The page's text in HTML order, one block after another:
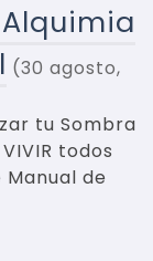
30 agosto,
tu Sombra
todos
de